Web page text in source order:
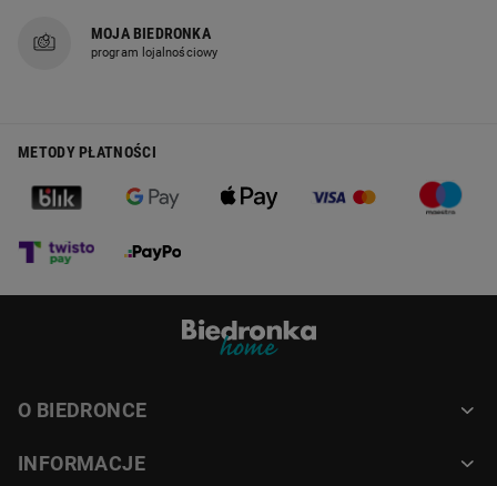
MOJA BIEDRONKA
program lojalnościowy
METODY PŁATNOŚCI
O BIEDRONCE
INFORMACJE